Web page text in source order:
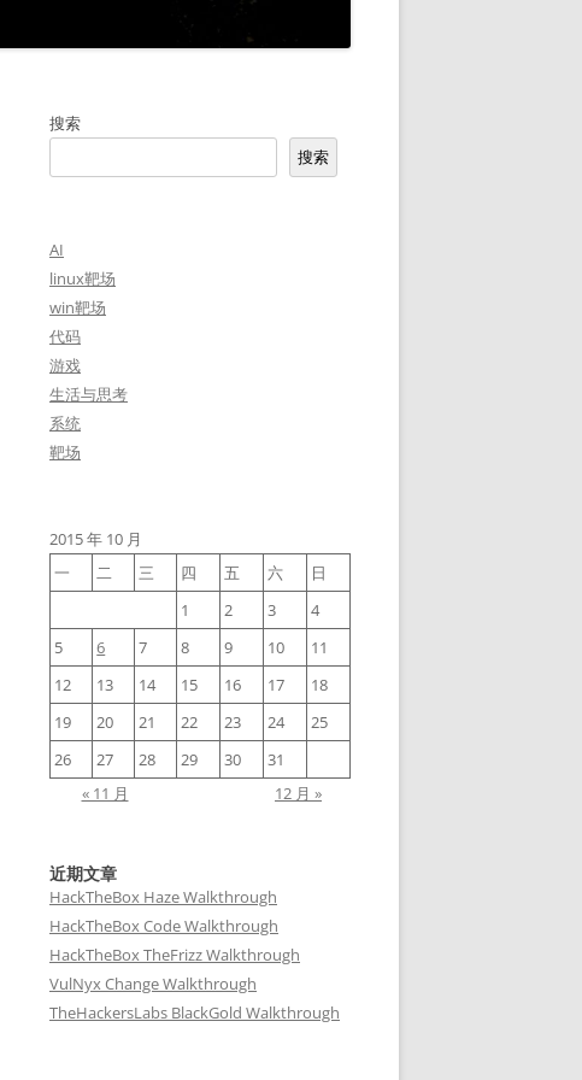
搜索
搜索
AI
linux靶场
win靶场
代码
游戏
生活与思考
系统
靶场
2015 年 10 月
一
二 三 四 五 六
日
1
2 3
4
5
6 7 8 9 10
11
12
13 14 15 16 17
18
19
20 21 22 23 24
25
26
27 28 29 30
31
« 11 月
12 月 »
近期文章
HackTheBox Haze Walkthrough
HackTheBox Code Walkthrough
HackTheBox TheFrizz Walkthrough
VulNyx Change Walkthrough
TheHackersLabs BlackGold Walkthrough